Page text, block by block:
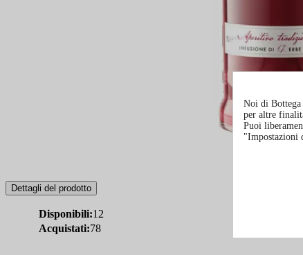
Dettagli del prodotto
Disponibili:12
Acquistati:78
Noi di Bottega
per altre
Puoi
"Impostazioni